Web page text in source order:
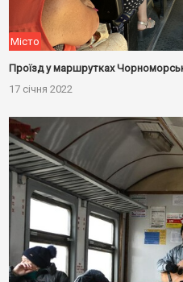
Місто
Проїзд у маршрутках
17 січня 2022